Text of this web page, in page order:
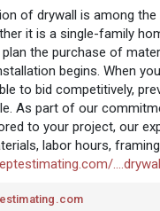
of drywall is among
it is a single-family
the purchase of
begins. When
to bid competitively,
As part of our
to your project, our
labor hours,